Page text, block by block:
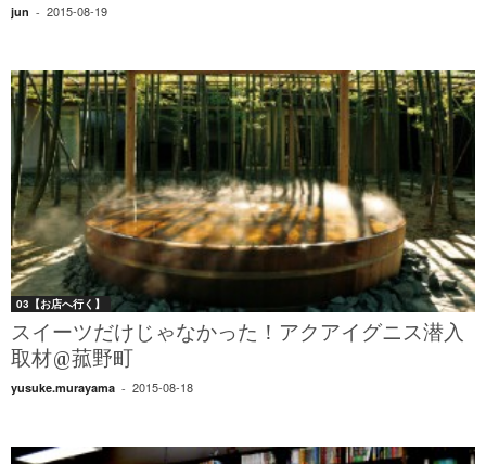
jun - 2015-08-19
03【お店へ行く】
スイーツだけじゃなかった！アクアイグニス潜入
取材@菰野町
yusuke.murayama - 2015-08-18